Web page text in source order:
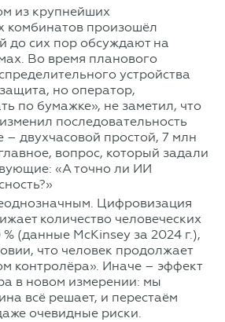
из крупнейших
комбинатов произошёл
до сих пор обсуждают на
Во время планового
устройства
но оператор,
по бумажке», не заметил, что
последовательность
– двухчасовой простой, 7 млн
вопрос, который задали
«А точно ли ИИ
Цифровизация
количество человеческих
(данные McKinsey за 2024 г.),
что человек продолжает
контролёра». Иначе – эффект
в новом измерении: мы
всё решает, и перестаём
очевидные риски.